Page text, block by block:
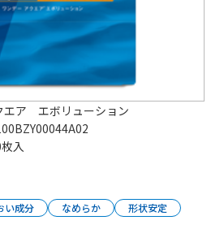
ア エボリューション
入
い成分 なめらか 形状安定